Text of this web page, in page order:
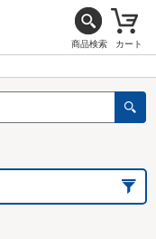
商品検索 カート